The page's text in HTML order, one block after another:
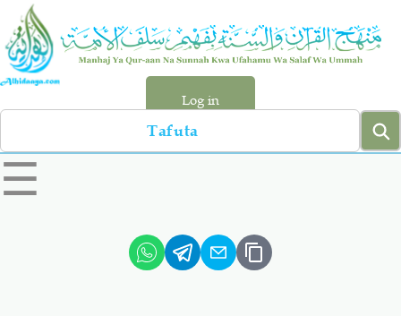
Skip
main
content
Log in
Search
left
sidebar
☰
Hadiyth